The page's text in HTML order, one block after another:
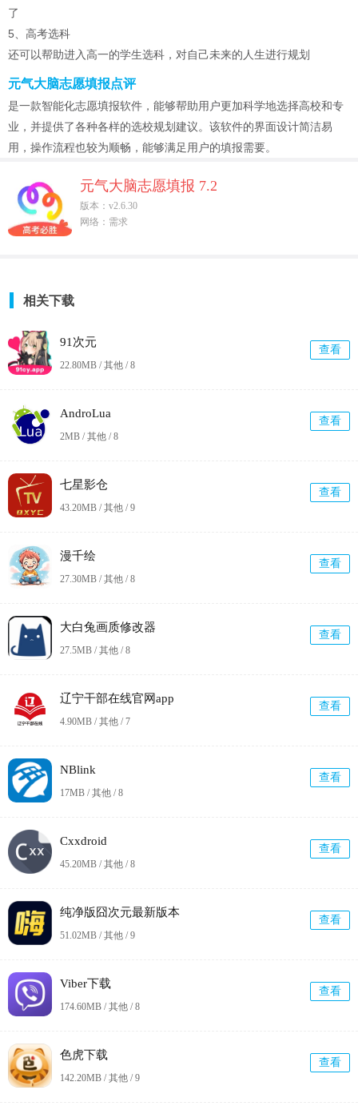
了
5、高考选科
还可以帮助进入高一的学生选科，对自己未来的人生进行规划
元气大脑志愿填报点评
是一款智能化志愿填报软件，能够帮助用户更加科学地选择高校和专
业，并提供了各种各样的选校规划建议。该软件的界面设计简洁易
用，操作流程也较为顺畅，能够满足用户的填报需要。
元气大脑志愿填报 7.2
版本：v2.6.30
网络：需求
相关下载
91次元
22.80MB / 其他 /8
查看
AndroLua
2MB / 其他 /8
查看
七星影仓
43.20MB / 其他 /9
查看
漫千绘
27.30MB / 其他 /8
查看
大白兔画质修改器
27.5MB / 其他 /8
查看
辽宁干部在线官网app
4.90MB / 其他 /7
查看
NBlink
17MB / 其他 /8
查看
Cxxdroid
45.20MB / 其他 /8
查看
纯净版囧次元最新版本
51.02MB / 其他 /9
查看
Viber下载
174.60MB / 其他 /8
查看
色虎下载
142.20MB / 其他 /9
查看